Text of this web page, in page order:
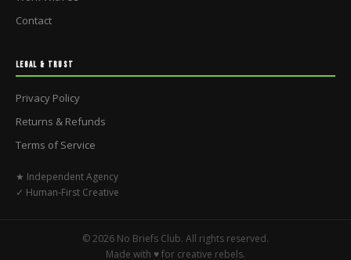
Contact
LEGAL & TRUST
Privacy Policy
Returns & Refunds
Terms of Service
★ Independent Agency
✓ Human-First Creative
© 2026 No Briefs Club. All rights reserved.
Made with ♥ for creative rebels.